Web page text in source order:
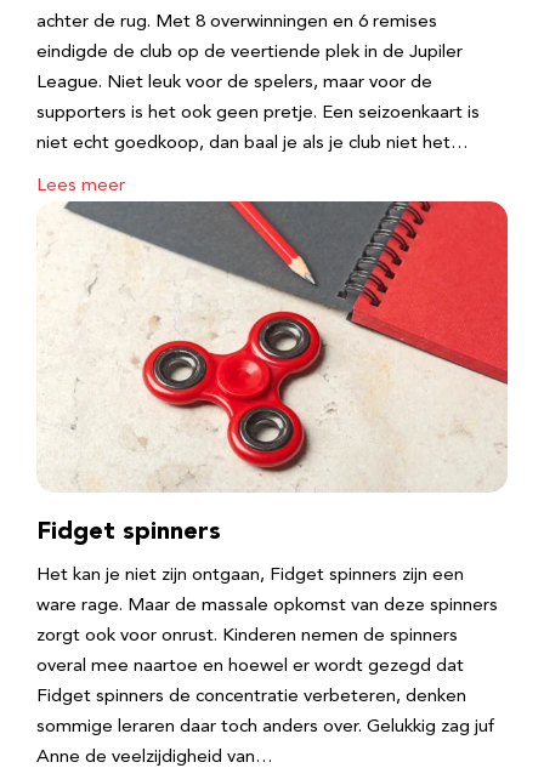
achter de rug. Met 8 overwinningen en 6 remises
eindigde de club op de veertiende plek in de Jupiler
League. Niet leuk voor de spelers, maar voor de
supporters is het ook geen pretje. Een seizoenkaart is
niet echt goedkoop, dan baal je als je club niet het…
Lees meer
Fidget spinners
Het kan je niet zijn ontgaan, Fidget spinners zijn een
ware rage. Maar de massale opkomst van deze spinners
zorgt ook voor onrust. Kinderen nemen de spinners
overal mee naartoe en hoewel er wordt gezegd dat
Fidget spinners de concentratie verbeteren, denken
sommige leraren daar toch anders over. Gelukkig zag juf
Anne de veelzijdigheid van…